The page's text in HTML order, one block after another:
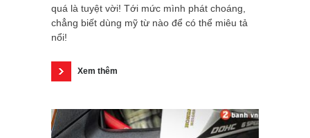
quá là tuyệt vời! Tới mức mình phát choáng,
chẳng biết dùng mỹ từ nào để có thể miêu tả
nổi!
Xem thêm